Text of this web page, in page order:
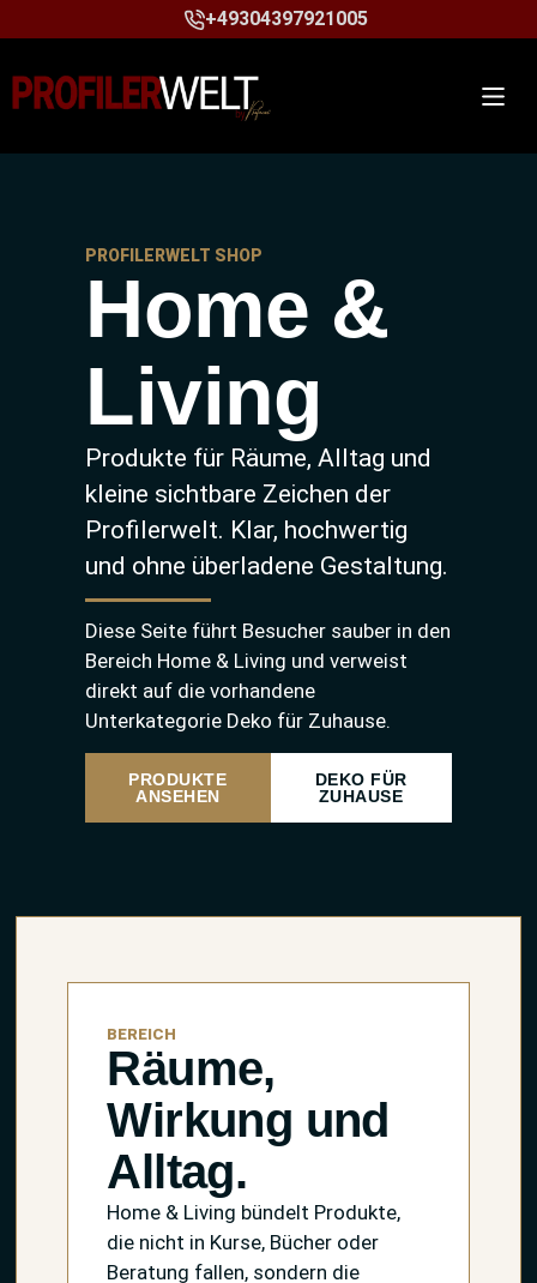
+49304397921005
PROFILERWELT SHOP
Home &
Living
Produkte für Räume, Alltag und
kleine sichtbare Zeichen der
Profilerwelt. Klar, hochwertig
und ohne überladene Gestaltung.
Diese Seite führt Besucher sauber in den
Bereich Home & Living und verweist
direkt auf die vorhandene
Unterkategorie Deko für Zuhause.
PRODUKTE
ANSEHEN
DEKO FÜR
ZUHAUSE
BEREICH
Räume,
Wirkung und
Alltag.
Home & Living bündelt Produkte,
die nicht in Kurse, Bücher oder
Beratung fallen, sondern die